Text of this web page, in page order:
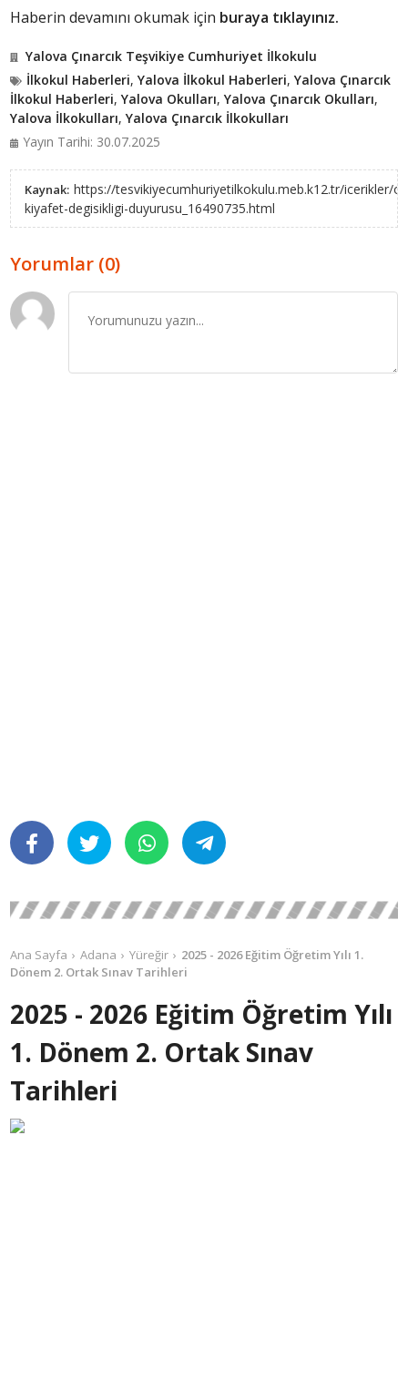
Haberin devamını okumak için buraya tıklayınız.
Yalova Çınarcık Teşvikiye Cumhuriyet İlkokulu
İlkokul Haberleri,Yalova İlkokul Haberleri,Yalova Çınarcık
İlkokul Haberleri,Yalova Okulları,Yalova Çınarcık Okulları,
Yalova İlkokulları,Yalova Çınarcık İlkokulları
Yayın Tarihi: 30.07.2025
Kaynak: https://tesvikiyecumhuriyetilkokulu.meb.k12.tr/icerikler/
kiyafet-degisikligi-duyurusu_16490735.html
Yorumlar (0)
Ana Sayfa Adana Yüreğir
2025 - 2026 Eğitim Öğretim Yılı 1.
Dönem 2. Ortak Sınav Tarihleri
2025 - 2026 Eğitim Öğretim Yılı
1. Dönem 2. Ortak Sınav
Tarihleri